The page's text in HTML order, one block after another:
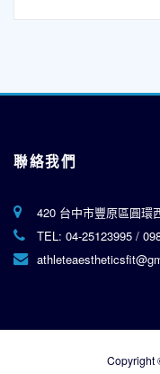
聯絡我們
420 台中市豐原區圓環
TEL: 04-25123995 /
Copyright